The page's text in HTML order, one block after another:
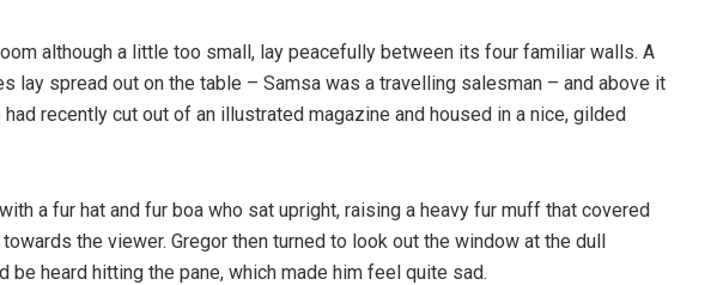
although a little too small, lay peacefully between its four familiar walls. A
lay spread out on the table – Samsa was a travelling salesman – and above it
recently cut out of an illustrated magazine and housed in a nice, gilded
a fur hat and fur boa who sat upright, raising a heavy fur muff that covered
the viewer. Gregor then turned to look out the window at the dull
be heard hitting the pane, which made him feel quite sad.